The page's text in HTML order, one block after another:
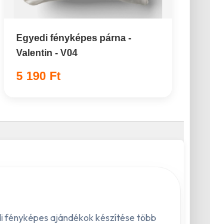
Egyedi fényképes párna -
Valentin - V04
5 190 Ft
fényképes ajándékok készítése több